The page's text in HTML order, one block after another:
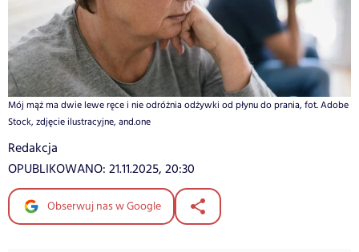
Mój mąż ma dwie lewe ręce i nie odróżnia odżywki od płynu do prania, fot. Adobe
Stock, zdjęcie ilustracyjne, and.one
Redakcja
OPUBLIKOWANO: 21.11.2025, 20:30
Obserwuj nas w Google